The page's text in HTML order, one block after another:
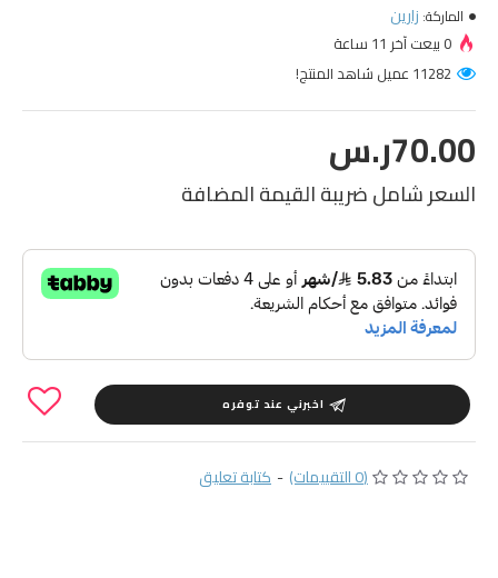
السعر شامل ضريبة القيمة المضافة
(0 التقييمات) - كتابة تعليق
70.00ر.س
الماركة: زارين
0 بيعت آخر 11 ساعة
11282 عميل شاهد المنتج!
اخبرني عند توفره